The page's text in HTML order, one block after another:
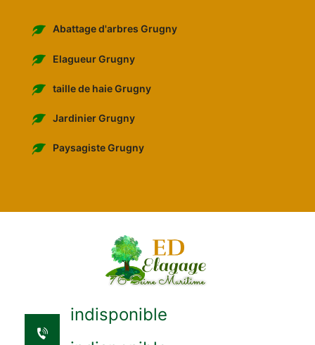
Abattage d'arbres Grugny
Elagueur Grugny
taille de haie Grugny
Jardinier Grugny
Paysagiste Grugny
indisponible